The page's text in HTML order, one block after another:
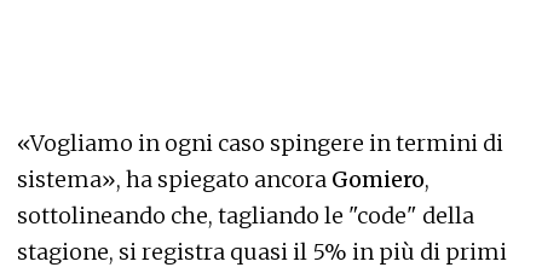
«Vogliamo in ogni caso spingere in termini di
sistema», ha spiegato ancora Gomiero,
sottolineando che, tagliando le "code" della
stagione, si registra quasi il 5% in più di primi